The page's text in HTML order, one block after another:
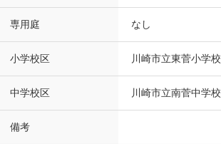
専用庭 なし
小学校区 川崎市立東菅小学校
中学校区 川崎市立南菅中学校
備考